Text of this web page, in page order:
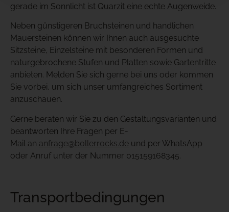
gerade im Sonnlicht ist Quarzit eine echte Augenweide.
Neben günstigeren Bruchsteinen und handlichen
Mauersteinen können wir Ihnen auch ausgesuchte
Sitzsteine, Einzelsteine mit besonderen Formen und
naturgebrochene Stufen und Platten sowie Gartentritte
anbieten. Melden Sie sich gerne bei uns oder kommen
Sie vorbei, um sich unser umfangreiches Sortiment
anzuschauen.
Gerne beraten wir Sie zu den Gestaltungsvarianten und
beantworten Ihre Fragen per E-
Mail an anfrage@bollerrocks.de und per WhatsApp
oder Anruf unter der Nummer 015159168345.
Transportbedingungen